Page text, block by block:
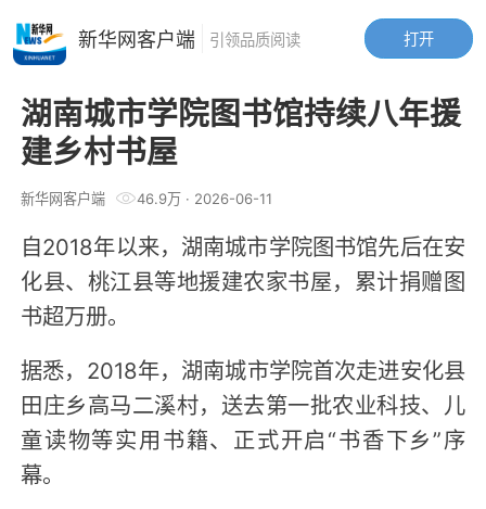
湖南城市学院图书馆持续八年援
建乡村书屋
新华网客户端 46.9万· 2026-06-11
自2018年以来，湖南城市学院图书馆先后在安
化县、桃江县等地援建农家书屋，累计捐赠图
书超万册。
据悉，2018年，湖南城市学院首次走进安化县
田庄乡高马二溪村，送去第一批农业科技、儿
童读物等实用书籍、正式开启“书香下乡”序
幕。
打开
新华网客户端 引领品质阅读